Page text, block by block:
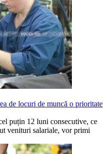
de locuri de muncă o prioritate
puțin 12 luni consecutive, ce
venituri salariale, vor primi